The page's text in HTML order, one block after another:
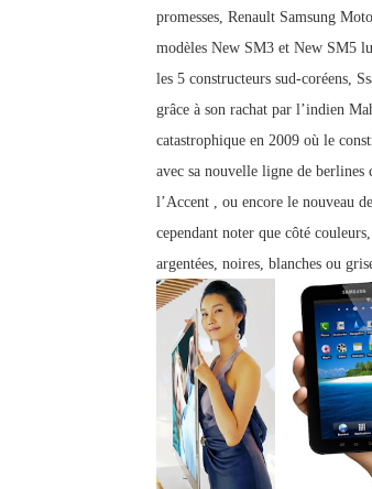
promesses, Renault Samsung
modèles New SM3 et New SM5
les 5 constructeurs sud-coréens,
grâce à son rachat par l’indien
catastrophique en 2009 où le
avec sa nouvelle ligne de berlines
l’Accent , ou encore le nouveau
cependant noter que côté coule
argentées, noires, blanches ou